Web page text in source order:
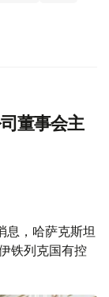
董事会主
息，哈萨克斯坦
铁列克国有控